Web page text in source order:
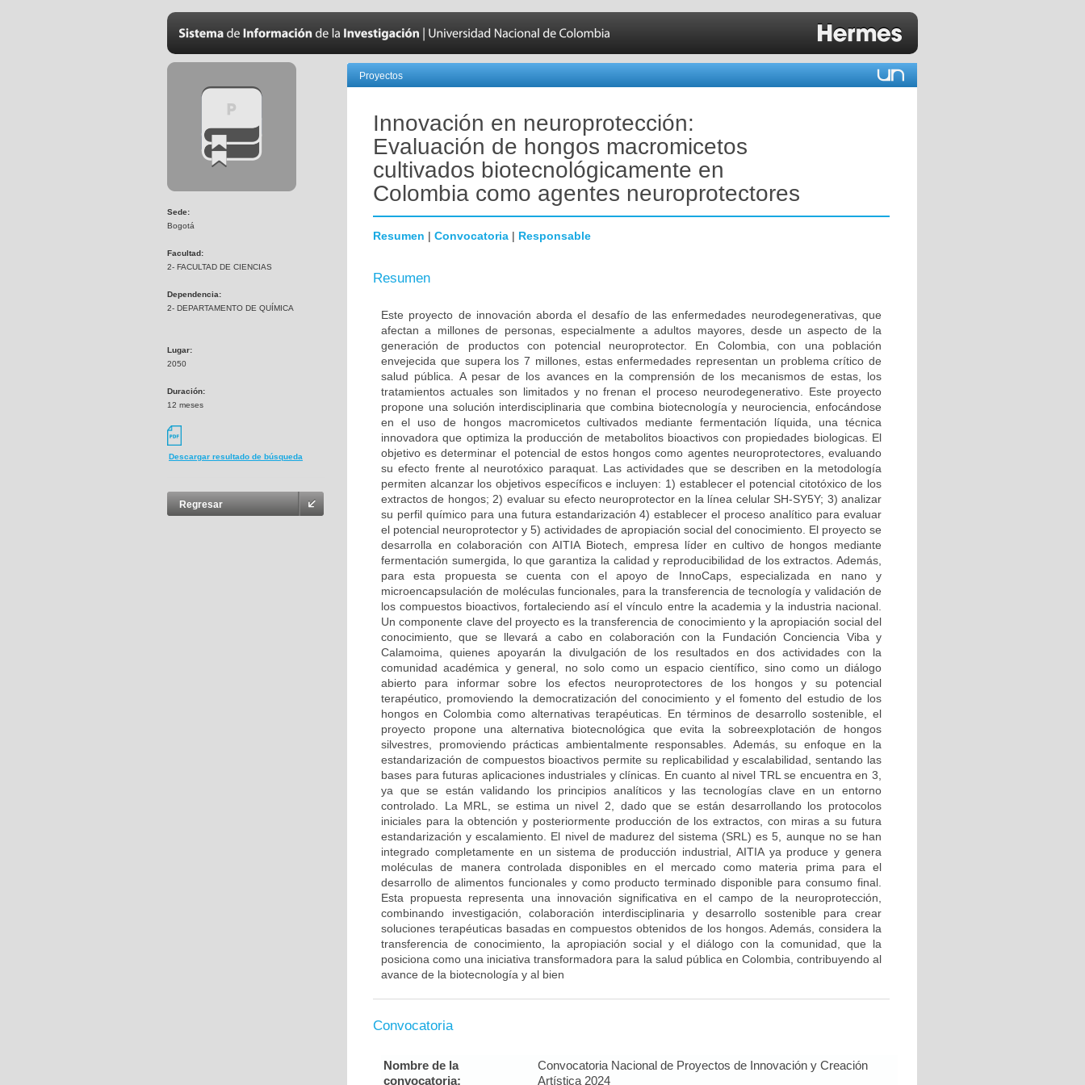
Sede:
Bogotá
Facultad:
2- FACULTAD DE CIENCIAS
Dependencia:
2- DEPARTAMENTO DE QUÍMICA
Lugar:
2050
Duración:
12 meses
Descargar resultado de búsqueda
Regresar
Proyectos
Innovación en neuroprotección:
Evaluación de hongos macromicetos
cultivados biotecnológicamente en
Colombia como agentes neuroprotectores
Resumen | Convocatoria | Responsable
Resumen
Este proyecto de innovación aborda el desafío de las enfermedades neurodegenerativas, que
afectan a millones de personas, especialmente a adultos mayores, desde un aspecto de la
generación de productos con potencial neuroprotector. En Colombia, con una población
envejecida que supera los 7 millones, estas enfermedades representan un problema crítico de
salud pública. A pesar de los avances en la comprensión de los mecanismos de estas, los
tratamientos actuales son limitados y no frenan el proceso neurodegenerativo. Este proyecto
propone una solución interdisciplinaria que combina biotecnología y neurociencia, enfocándose
en el uso de hongos macromicetos cultivados mediante fermentación líquida, una técnica
innovadora que optimiza la producción de metabolitos bioactivos con propiedades biologicas. El
objetivo es determinar el potencial de estos hongos como agentes neuroprotectores, evaluando
su efecto frente al neurotóxico paraquat. Las actividades que se describen en la metodología
permiten alcanzar los objetivos específicos e incluyen: 1) establecer el potencial citotóxico de los
extractos de hongos; 2) evaluar su efecto neuroprotector en la línea celular SH-SY5Y; 3) analizar
su perfil químico para una futura estandarización 4) establecer el proceso analítico para evaluar
el potencial neuroprotector y 5) actividades de apropiación social del conocimiento. El proyecto se
desarrolla en colaboración con AITIA Biotech, empresa líder en cultivo de hongos mediante
fermentación sumergida, lo que garantiza la calidad y reproducibilidad de los extractos. Además,
para esta propuesta se cuenta con el apoyo de InnoCaps, especializada en nano y
microencapsulación de moléculas funcionales, para la transferencia de tecnología y validación de
los compuestos bioactivos, fortaleciendo así el vínculo entre la academia y la industria nacional.
Un componente clave del proyecto es la transferencia de conocimiento y la apropiación social del
conocimiento, que se llevará a cabo en colaboración con la Fundación Conciencia Viba y
Calamoima, quienes apoyarán la divulgación de los resultados en dos actividades con la
comunidad académica y general, no solo como un espacio científico, sino como un diálogo
abierto para informar sobre los efectos neuroprotectores de los hongos y su potencial
terapéutico, promoviendo la democratización del conocimiento y el fomento del estudio de los
hongos en Colombia como alternativas terapéuticas. En términos de desarrollo sostenible, el
proyecto propone una alternativa biotecnológica que evita la sobreexplotación de hongos
silvestres, promoviendo prácticas ambientalmente responsables. Además, su enfoque en la
estandarización de compuestos bioactivos permite su replicabilidad y escalabilidad, sentando las
bases para futuras aplicaciones industriales y clínicas. En cuanto al nivel TRL se encuentra en 3,
ya que se están validando los principios analíticos y las tecnologías clave en un entorno
controlado. La MRL, se estima un nivel 2, dado que se están desarrollando los protocolos
iniciales para la obtención y posteriormente producción de los extractos, con miras a su futura
estandarización y escalamiento. El nivel de madurez del sistema (SRL) es 5, aunque no se han
integrado completamente en un sistema de producción industrial, AITIA ya produce y genera
moléculas de manera controlada disponibles en el mercado como materia prima para el
desarrollo de alimentos funcionales y como producto terminado disponible para consumo final.
Esta propuesta representa una innovación significativa en el campo de la neuroprotección,
combinando investigación, colaboración interdisciplinaria y desarrollo sostenible para crear
soluciones terapéuticas basadas en compuestos obtenidos de los hongos. Además, considera la
transferencia de conocimiento, la apropiación social y el diálogo con la comunidad, que la
posiciona como una iniciativa transformadora para la salud pública en Colombia, contribuyendo al
avance de la biotecnología y al bien
Convocatoria
Nombre de la
convocatoria:
Convocatoria Nacional de Proyectos de Innovación y Creación
Artística 2024